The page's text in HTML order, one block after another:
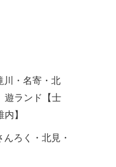
川・名寄・北
遊ランド【士
】
ろく・北見・